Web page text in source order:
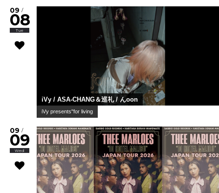
09 /
08
Tue
iVy / ASA-CHANG＆巡礼 / んoon
iVy presents"for living
09 /
09
Wed